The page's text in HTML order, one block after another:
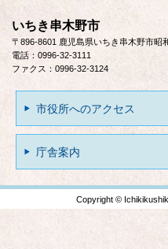
いちき串木野市
〒896-8601 鹿児島県いちき串木野市昭
電話：0996-32-3111
ファクス：0996-32-3124
市役所へのアクセス
庁舎案内
Copyright ©